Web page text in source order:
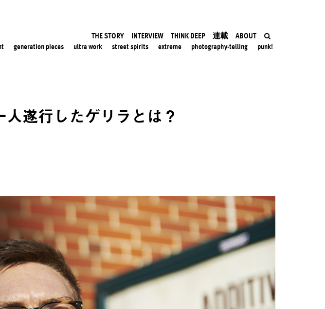
THE STORY INTERVIEW THINK DEEP 連載 ABOUT
generation pieces ultra work street spirits extreme photography-telling punk!
遂行したゲリラとは？